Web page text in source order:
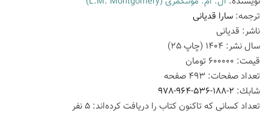
ترجمه: سارا قدیانی
ناشر: قدیانی
سال نشر: 1404 (چاپ25
)
قیمت: 600000 تومان
تعداد صفحات: 493 صفحه
شابك: 978-964-536-188-2
تعداد كسانی كه تاكنون كتاب را دریافت كرده‌اند: 5 نفر